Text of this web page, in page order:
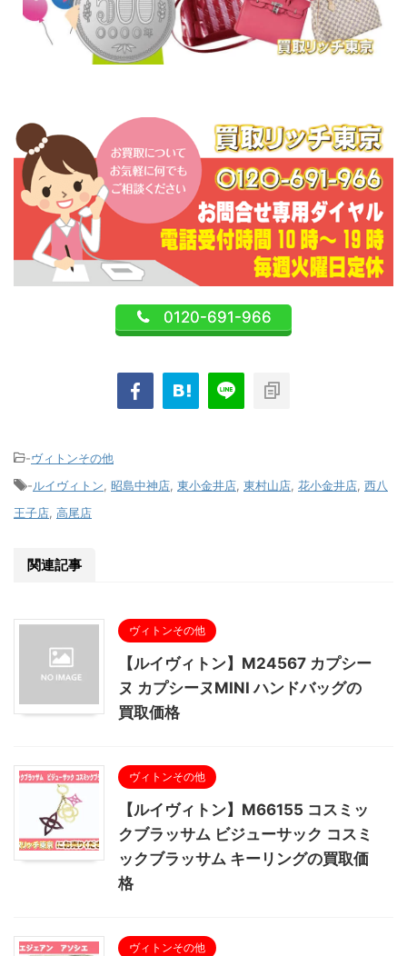
0120-691-966
-ヴィトンその他
-ルイヴィトン, 昭島中神店, 東小金井店, 東村山店, 花小金井店, 西八
王子店, 高尾店
関連記事
ヴィトンその他
【ルイヴィトン】M24567 カプシー
ヌ カプシーヌMINI ハンドバッグの
買取価格
ヴィトンその他
【ルイヴィトン】M66155 コスミッ
クブラッサム ビジューサック コスミ
ックブラッサム キーリングの買取価
格
ヴィトンその他